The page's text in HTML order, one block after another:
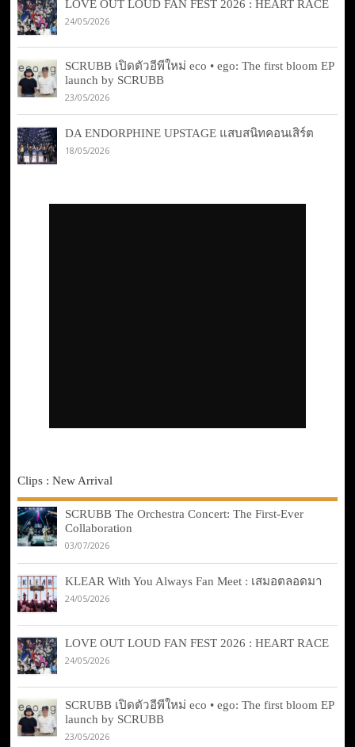
LOVE OUT LOUD FAN FEST 2026 : HEART RACE
24/05/2026
SCRUBB เปิดตัวอีพีใหม่ eco • ego: The first bloom EP
launch by SCRUBB
23/05/2026
DA ENDORPHINE UPSTAGE แสบสนิทคอนเสิร์ต
18/05/2026
Clips : New Arrival
SCRUBB The Orchestra Concert: The First-Ever
Collaboration
03/07/2026
KLEAR With You Always Fan Meet : เสมอตลอดมา
24/05/2026
LOVE OUT LOUD FAN FEST 2026 : HEART RACE
24/05/2026
SCRUBB เปิดตัวอีพีใหม่ eco • ego: The first bloom EP
launch by SCRUBB
23/05/2026